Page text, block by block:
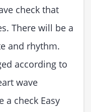
check that
There will be a
and rhythm.
according to
wave
a check Easy